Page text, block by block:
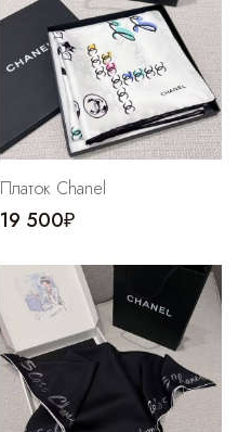
Платок Chanel
19 500₽